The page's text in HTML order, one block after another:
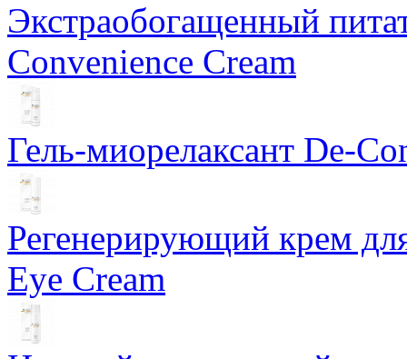
Экстраобогащенный
Convenience Cream
Гель-миорелаксант De-
Регенерирующий крем
Eye Cream